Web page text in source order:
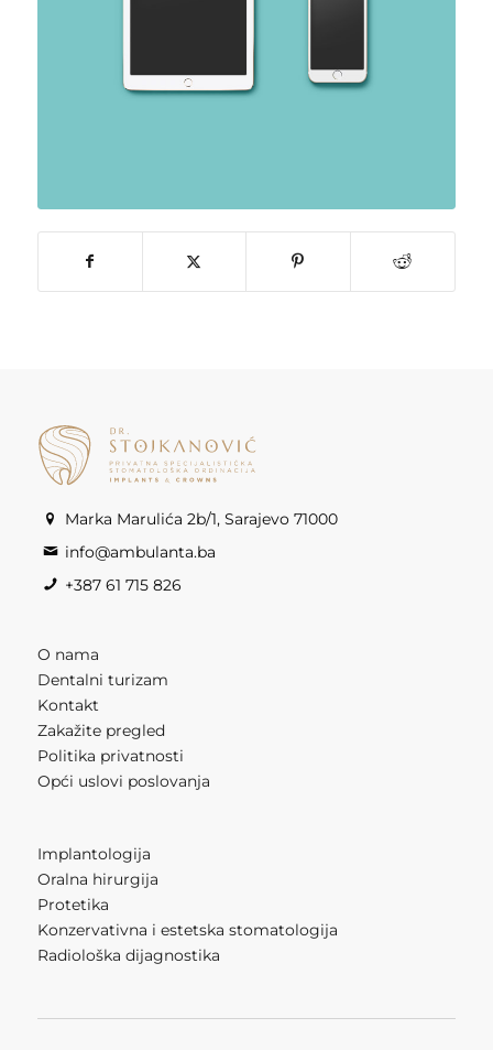
Marka Marulića 2b/1, Sarajevo 71000
info@ambulanta.ba
+387 61 715 826
O nama
Dentalni turizam
Kontakt
Zakažite pregled
Politika privatnosti
Opći uslovi poslovanja
Implantologija
Oralna hirurgija
Protetika
Konzervativna i estetska stomatologija
Radiološka dijagnostika